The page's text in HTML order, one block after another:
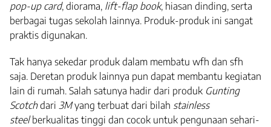
pop-up card, diorama, lift-flap book, hiasan dinding, serta
berbagai tugas sekolah lainnya. Produk-produk ini sangat
praktis digunakan.
Tak hanya sekedar produk dalam membatu wfh dan sfh
saja. Deretan produk lainnya pun dapat membantu kegiatan
lain di rumah. Salah satunya hadir dari produk Gunting
Scotchdari 3Myang terbuat dari bilah stainless
steelberkualitas tinggi dan cocok untuk pengunaan sehari-